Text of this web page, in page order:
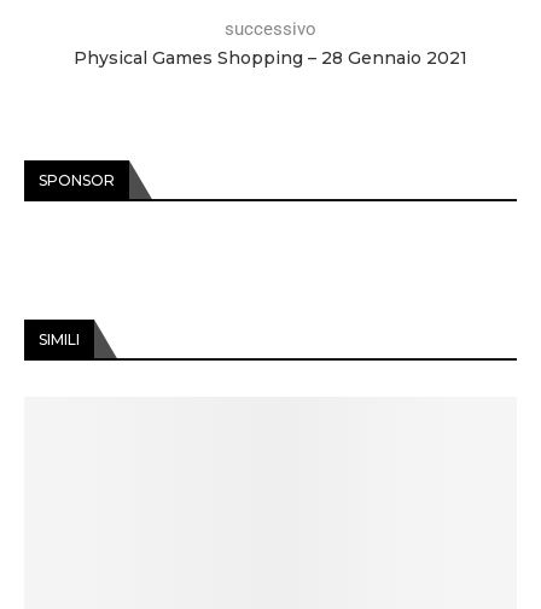
successivo
Physical Games Shopping – 28 Gennaio 2021
SPONSOR
SIMILI